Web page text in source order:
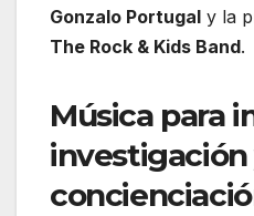
Gonzalo Portugal y la
The Rock & Kids Band.
Música para
investigación